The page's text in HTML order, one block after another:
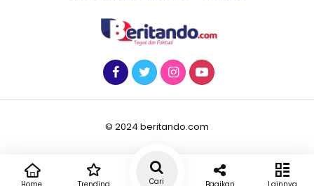
© 2024 beritando.com
Cari